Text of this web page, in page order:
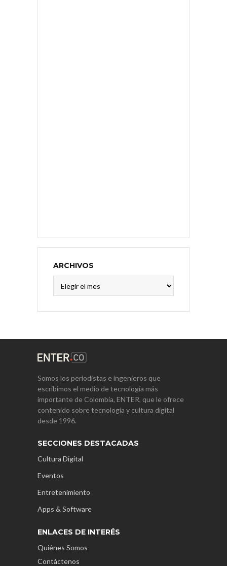
ARCHIVOS
Somos los periodistas e ingenieros que
escribimos el medio de tecnología más
importante de Colombia, ENTER, que le ofrece
contenido sobre tecnología y cultura digital
desde 1996.
SECCIONES DESTACADAS
Cultura Digital
Eventos
Entretenimiento
Apps & Software
ENLACES DE INTERÉS
Quiénes Somos
Contáctenos